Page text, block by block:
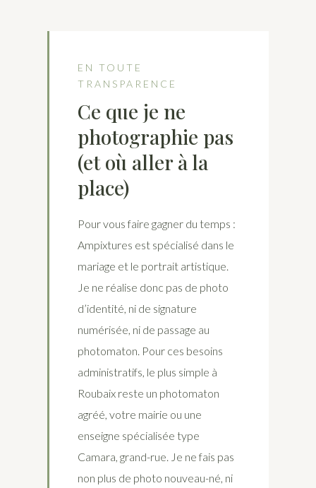
EN TOUTE
TRANSPARENCE
Ce que je ne
photographie pas
(et où aller à la
place)
Pour vous faire gagner du temps :
Ampixtures est spécialisé dans le
mariage et le portrait artistique.
Je ne réalise donc pas de photo
d’identité, ni de signature
numérisée, ni de passage au
photomaton. Pour ces besoins
administratifs, le plus simple à
Roubaix reste un photomaton
agréé, votre mairie ou une
enseigne spécialisée type
Camara, grand-rue. Je ne fais pas
non plus de photo nouveau-né, ni